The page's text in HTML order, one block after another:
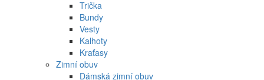
Trička
Bundy
Vesty
Kalhoty
Kraťasy
Zimní obuv
Dámská zimní obuv